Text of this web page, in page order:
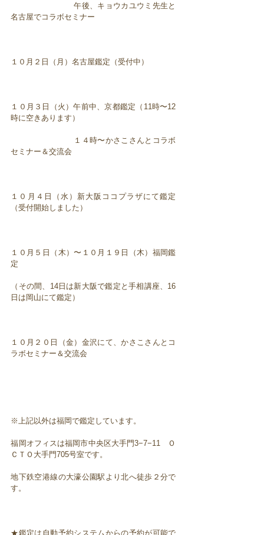
午後、キョウカユウミ先生と
名古屋でコラボセミナー
１０月２日（月）名古屋鑑定（受付中）
１０月３日（火）午前中、京都鑑定（11時〜12
時に空きあります）
１４時〜かさこさんとコラボ
セミナー＆交流会
１０月４日（水）新大阪ココプラザにて鑑定
（受付開始しました）
１０月５日（木）〜１０月１９日（木）福岡鑑
定
（その間、14日は新大阪で鑑定と手相講座、16
日は岡山にて鑑定）
１０月２０日（金）金沢にて、かさこさんとコ
ラボセミナー＆交流会
※上記以外は福岡で鑑定しています。
福岡オフィスは福岡市中央区大手門3−7−11 Ｏ
ＣＴＯ大手門705号室です。
地下鉄空港線の大濠公園駅より北へ徒歩２分で
す。
★鑑定は自動予約システムからの予約が可能で